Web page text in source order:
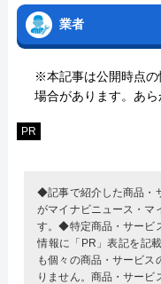
業者
※本記事は公開時点の
場合があります。あら
PR
◆記事で紹介した商品・
がマイナビニュース・マ
す。◆特定商品・サービ
情報に「PR」表記を記
も個々の商品・サービス
りません。商品・サービ